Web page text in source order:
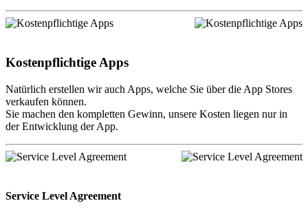
Kostenpflichtige Apps
Natürlich erstellen wir auch Apps, welche Sie über die App Stores
verkaufen können.
Sie machen den kompletten Gewinn, unsere Kosten liegen nur in
der Entwicklung der App.
Service Level Agreement